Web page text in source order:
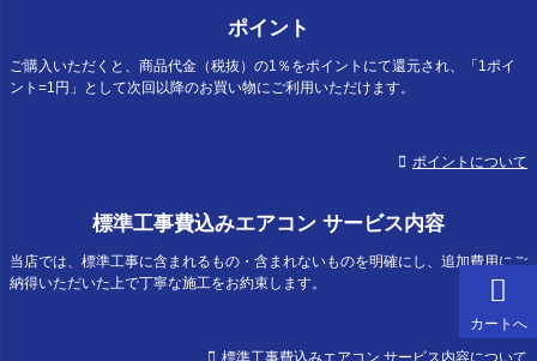
カートへ
ポイント
ご購入いただくと、商品代金（税抜）の1％をポイントにて還元され、「1ポイ
ント=1円」として次回以降のお買い物にご利用いただけます。
ポイントについて
標準工事費込みエアコン サービス内容
当店では、標準工事に含まれるもの・含まれないものを明確にし、追加費用にご
納得いただいた上で丁寧な施工をお約束します。
標準工事費込みエアコン サービス内容について